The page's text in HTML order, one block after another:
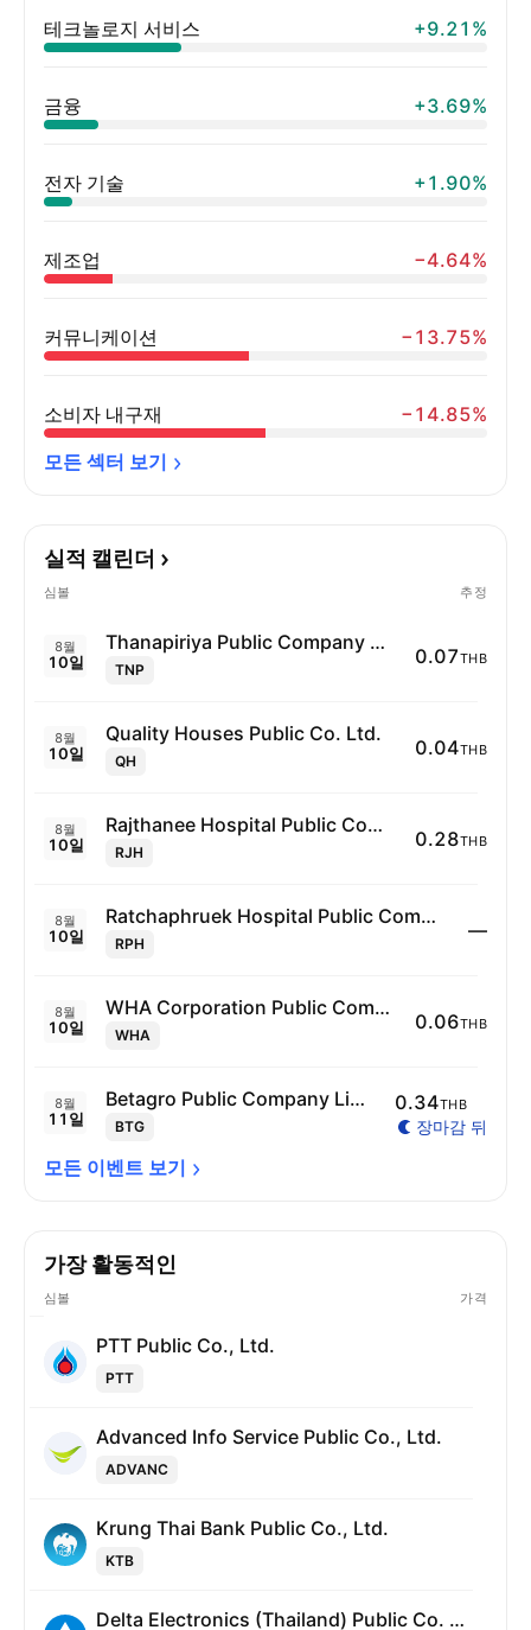
테크놀로지 서비스 +9.21%
금융 +3.69%
전자 기술 +1.90%
제조업 −4.64%
커뮤니케이션 −13.75%
소비자 내구재
−14.85%
모든 섹터 보기
실적 캘린더
심볼 추정
8월
10일
Thanapiriya Public Company Ltd
TNP
0.07THB
8월
10일
Quality Houses Public Co. Ltd.
QH
0.04THB
8월
10일
Rajthanee Hospital Public Company Limited
RJH
0.28THB
8월
10일
Ratchaphruek Hospital Public Company Ltd
RPH
—
8월
10일
WHA Corporation Public Company Limited
WHA
0.06THB
8월
11일
Betagro Public Company Limited
BTG
0.34THB
장마감 뒤
모든 이벤트 보기
가장 활동적인
심볼 가격
PTT Public Co., Ltd.
PTT
Advanced Info Service Public Co., Ltd.
ADVANC
Krung Thai Bank Public Co., Ltd.
KTB
Delta Electronics (Thailand) Public Co. Ltd.